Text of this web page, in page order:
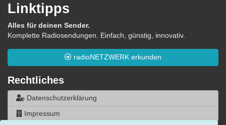
Linktipps
Alles für deinen Sender.
Komplette Radiosendungen. Einfach, günstig, innovativ.
radioNETZWERK erkunden
Rechtliches
Datenschutzerklärung
Impressum